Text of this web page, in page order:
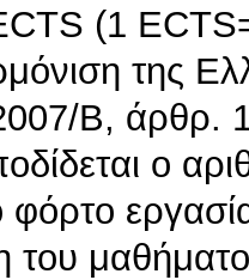
(1
της
Β, άρθρ.
ο